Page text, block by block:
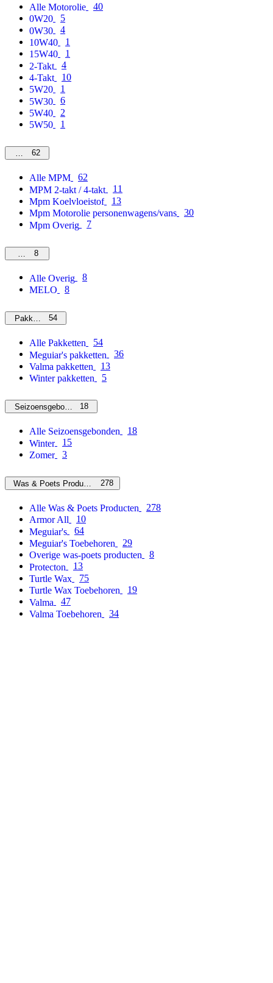
Alle Motorolie
40
0W20
5
0W30
4
10W40
1
15W40
1
2-Takt
4
4-Takt
10
5W20
1
5W30
6
5W40
2
5W50
1
MPM62
Alle MPM
62
MPM 2-takt / 4-takt
11
Mpm Koelvloeistof
13
Mpm Motorolie personenwagens/vans
30
Mpm Overig
7
Overig
8
Alle Overig
8
MELO
8
Pakketten54
Alle Pakketten
54
Meguiar's pakketten
36
Valma pakketten
13
Winter pakketten
5
Seizoensgebonden18
Alle Seizoensgebonden
18
Winter
15
Zomer
3
Was & Poets Producten 278
Alle Was & Poets Producten
278
Armor All
10
Meguiar's
64
Meguiar's Toebehoren
29
Overige was-poets producten
8
Protecton
13
Turtle Wax
75
Turtle Wax Toebehoren
19
Valma
47
Valma Toebehoren
34